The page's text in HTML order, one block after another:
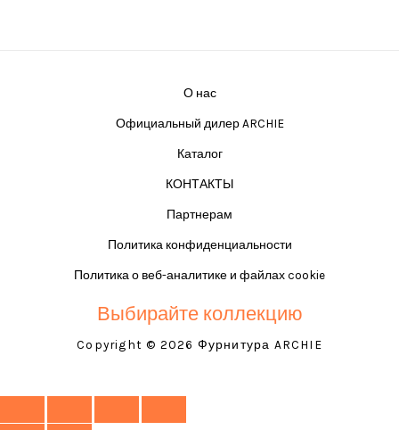
О нас
Официальный дилер ARCHIE
Каталог
КОНТАКТЫ
Партнерам
Политика конфиденциальности
Политика о веб-аналитике и файлах cookie
Выбирайте коллекцию
Copyright © 2026 Фурнитура ARCHIE